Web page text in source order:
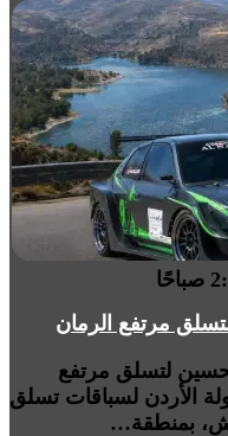
لتسلق مرتفع
الأردن لسباقات تسلق
بمنطقة…